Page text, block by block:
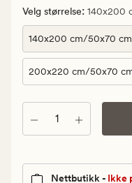
200
kr
Velg størrelse: 140x200
140x200 cm/50x70 cm
200x220 cm/50x70
Antall
Nettbutikk - Ikke